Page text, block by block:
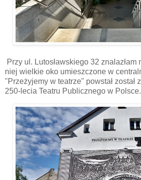
Przy ul. Lutosławskiego 32 znalazłam
niej wielkie oko umieszczone w
"Przeżyjemy w teatrze" powstał został
250-lecia Teatru Publicznego w Polsce.